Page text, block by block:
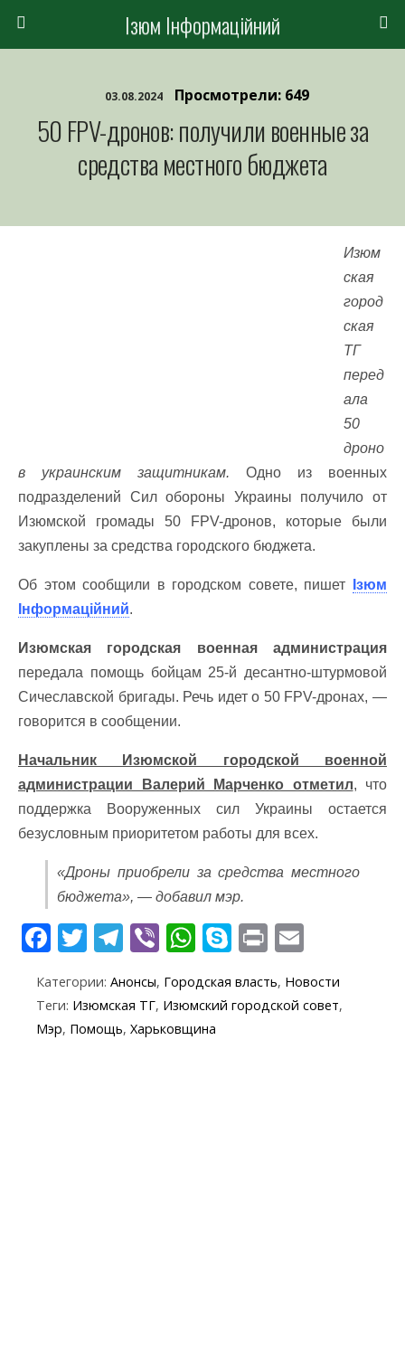
Ізюм Інформаційний
03.08.2024 Просмотрели: 649
50 FPV-дронов: получили военные за
средства местного бюджета
Изюм
ская
город
ская
ТГ
перед
ала
50
дроно
в украинским защитникам. Одно из военных
подразделений Сил обороны Украины получило от
Изюмской громады 50 FPV-дронов, которые были
закуплены за средства городского бюджета.
Об этом сообщили в городском совете, пишет
Ізюм
Інформаційний.
Изюмская городская военная администрация
передала помощь бойцам 25-й десантно-штурмовой
Сичеславской бригады. Речь идет о 50 FPV-дронах, —
говорится в сообщении.
Начальник Изюмской городской военной
администрации Валерий Марченко отметил, что
поддержка Вооруженных сил Украины остается
безусловным приоритетом работы для всех.
«Дроны приобрели за средства местного
бюджета», — добавил мэр.
F
e
b
T
itt
er
T
e
gr
Vi
er
W
at
s
S
y
p
Pr
t ai
Категории: Анонсы, Городская власть, Новости
Теги: Изюмская ТГ, Изюмский городской совет,
Мэр, Помощь, Харьковщина